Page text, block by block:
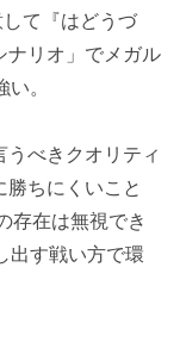
て『はどうづ
ナリオ」でメガル
。
べきクオリティ
ちにくいこと
存在は無視でき
出す戦い方で環